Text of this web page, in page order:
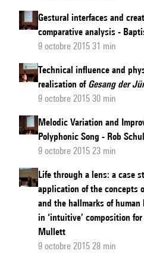
Gestural interfaces and
comparative analysis -
9 octobre 2015 31 min
Technical influence and
realisation of Gesang der
9 octobre 2015 30 min
Melodic Variation and
Polyphonic Song - Rob
9 octobre 2015 23 min
Life through a lens: a case
application of the concepts
and the hallmarks of
in ‘intuitive’ composition
Mullett
9 octobre 2015 28 min